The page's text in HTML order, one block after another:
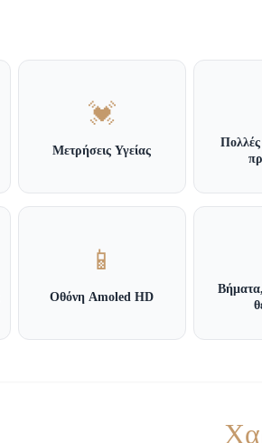
💓
Μετρήσεις Υγείας
Πολλές
📱
Οθόνη Amoled HD